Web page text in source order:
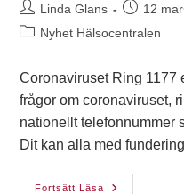
Linda Glans
12
Nyhet Hälsocentralen
Coronaviruset Ring 1177
frågor om coronaviruset,
nationellt telefonnummer
Dit kan alla med
Fortsätt Läsa